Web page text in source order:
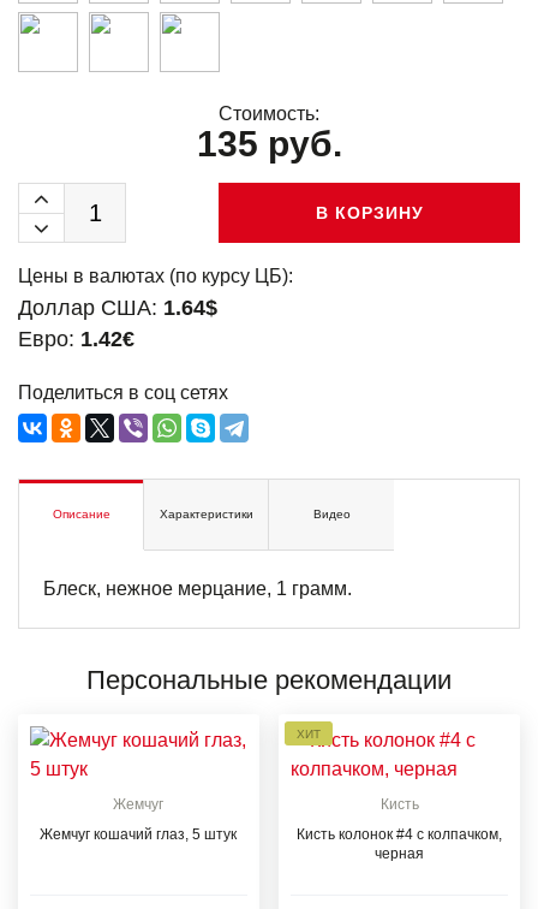
Стоимость:
135 руб.
В КОРЗИНУ
Цены в валютах (по курсу ЦБ):
Доллар США: 1.64$
Евро: 1.42€
Поделиться в соц сетях
Описание Характеристики Видео
Блеск, нежное мерцание, 1 грамм.
Персональные рекомендации
Жемчуг
Жемчуг кошачий глаз, 5 штук
ХИТ
Кисть
Кисть колонок #4 с колпачком,
черная